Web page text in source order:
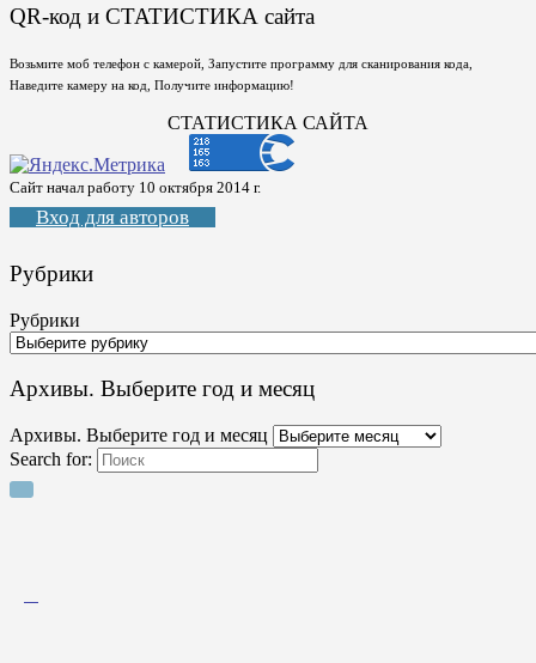
QR-код и СТАТИСТИКА сайта
Возьмите моб телефон с камерой, Запустите программу для сканирования кода,
Наведите камеру на код, Получите информацию!
СТАТИСТИКА САЙТА
Сайт начал работу 10 октября 2014 г.
Вход для авторов
Рубрики
Рубрики
Архивы. Выберите год и месяц
Архивы. Выберите год и месяц
Search for: